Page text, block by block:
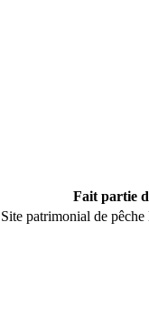
Fait partie
Site patrimonial de